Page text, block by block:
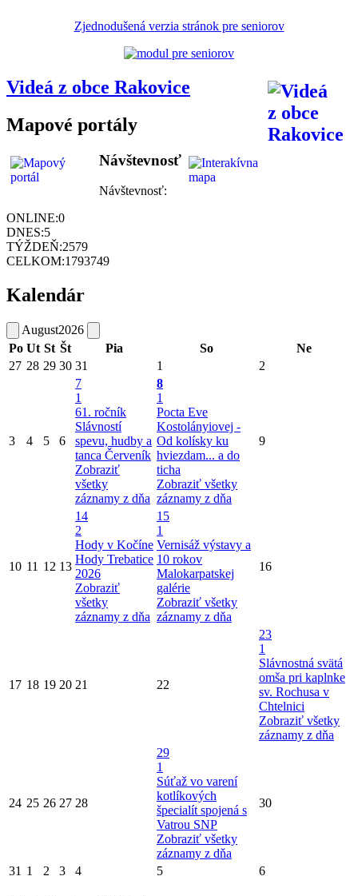
Zjednodušená verzia stránok pre seniorov
Videá z obce Rakovice
Mapové portály
Návštevnosť
Návštevnosť:
ONLINE:0
DNES:5
TÝŽDEŇ:2579
CELKOM:1793749
Kalendár
August2026
Po Ut St Št Pia So
Ne
27 28 29 30 31 1 2
3 4 5 6
7
1
61. ročník
Slávností
spevu, hudby a
tanca Červeník
Zobraziť
všetky
záznamy z dňa
8
1
Pocta Eve
Kostolányiovej -
Od kolísky ku
hviezdam... a do
ticha
Zobraziť všetky
záznamy z dňa
9
10 11 12 13
14
2
Hody v Kočíne
Hody Trebatice
2026
Zobraziť
všetky
záznamy z dňa
15
1
Vernisáž výstavy a
10 rokov
Malokarpatskej
galérie
Zobraziť všetky
záznamy z dňa
16
17 18 19 20 21 22
23
1
Slávnostná svätá
omša pri kaplnke
sv. Rochusa v
Chtelnici
Zobraziť všetky
záznamy z dňa
24 25 26 27 28
29
1
Súťaž vo varení
kotlíkových
špecialít spojená s
Vatrou SNP
Zobraziť všetky
záznamy z dňa
30
31 1 2 3 4 5 6